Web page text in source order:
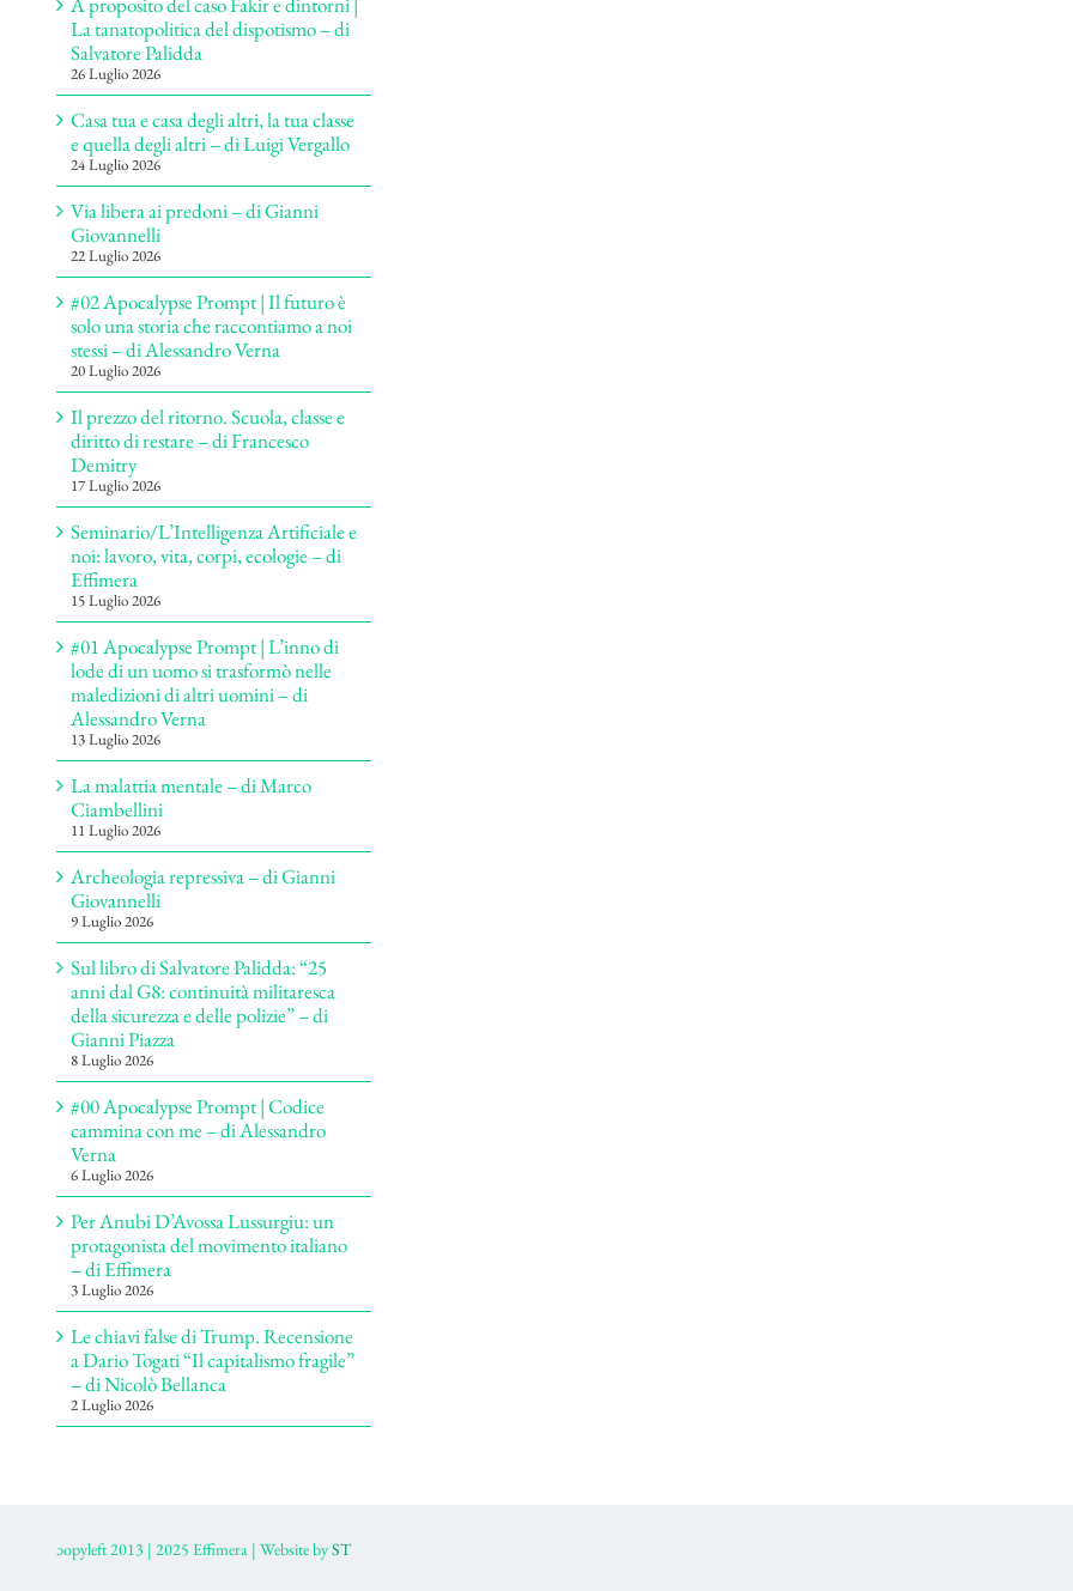
La tanatopolitica del dispotismo – di
Salvatore Palidda
26 Luglio 2026
Casa tua e casa degli altri, la tua classe
e quella degli altri – di Luigi Vergallo
24 Luglio 2026
Via libera ai predoni – di Gianni
Giovannelli
22 Luglio 2026
#02 Apocalypse Prompt | Il futuro è
solo una storia che raccontiamo a noi
stessi – di Alessandro Verna
20 Luglio 2026
Il prezzo del ritorno. Scuola, classe e
diritto di restare – di Francesco
Demitry
17 Luglio 2026
Seminario/L’Intelligenza Artificiale e
noi: lavoro, vita, corpi, ecologie – di
Effimera
15 Luglio 2026
#01 Apocalypse Prompt | L’inno di
lode di un uomo si trasformò nelle
maledizioni di altri uomini – di
Alessandro Verna
13 Luglio 2026
La malattia mentale – di Marco
Ciambellini
11 Luglio 2026
Archeologia repressiva – di Gianni
Giovannelli
9 Luglio 2026
Sul libro di Salvatore Palidda: “25
anni dal G8: continuità militaresca
della sicurezza e delle polizie” – di
Gianni Piazza
8 Luglio 2026
#00 Apocalypse Prompt | Codice
cammina con me – di Alessandro
Verna
6 Luglio 2026
Per Anubi D’Avossa Lussurgiu: un
protagonista del movimento italiano
– di Effimera
3 Luglio 2026
Le chiavi false di Trump. Recensione
a Dario Togati “Il capitalismo fragile”
– di Nicolò Bellanca
2 Luglio 2026
ɔopyleft 2013 | 2025 Effimera | Website byST